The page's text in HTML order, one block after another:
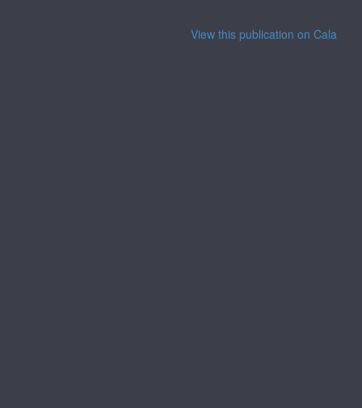
View this publication on Calaméo